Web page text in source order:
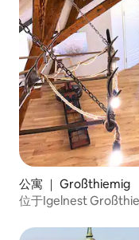
公寓 ｜ Großthiemig
位于Igelnest